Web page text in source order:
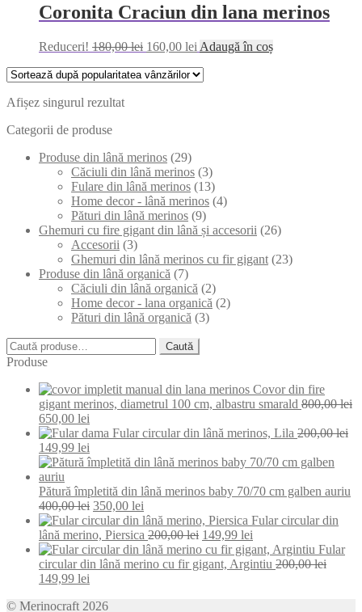
Coronita Craciun din lana merinos
Reduceri! 180,00lei Prețul
a
160,00 lei Prețul
este:
Adaugă în coș
Afișez singurul rezultat
Categorii de produse
Produse din lână merinos (29)
Căciuli din lână merinos (3)
Fulare din lână merinos (13)
Home decor - lână merinos (4)
Pături din lână merinos (9)
Ghemuri cu fire gigant din lână și accesorii (26)
Accesorii (3)
Ghemuri din lână merinos cu fir gigant (23)
Produse din lână organică (7)
Căciuli din lână organică (2)
Home decor - lana organică (2)
Pături din lână organică (3)
Caută
după:
Caută
Produse
Covor din fire
gigant merinos, diametrul 100 cm, albastru smarald 800,00lei
Prețul
inițial
a
fost:
800,00 lei.
650,00 lei
curent
650,00 lei.
Fular circular din lână merinos, Lila 200,00lei
Prețul
inițial
a
fost:
200,00 lei.
149,99 lei
curent
149,99 lei.
Pătură împletită din lână merinos baby 70/70 cm galben auriu
400,00lei Prețul
inițial
a
fost:
400,00 lei.
350,00 lei
curent
este:
350,00 lei.
Fular circular din
lână merino, Piersica 200,00lei Prețul
inițial
a
149,99 lei
curent
este:
Fular
circular din lână merino cu fir gigant, Argintiu 200,00lei
Prețul
a
149,99 lei
este:
© Merinocraft 2026